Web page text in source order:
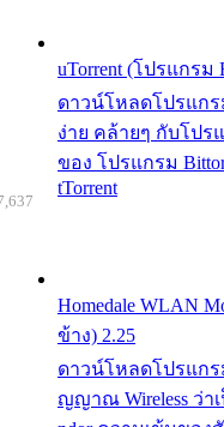
uTorrent (โปรแกรม
ดาวน์โหลดโปรแกร
ง่าย คล้ายๆ กับโปร
ของ โปรแกรม
tTorrent
Homedale WLAN
ข้าง) 2.25
ดาวน์โหลดโปรแกร
ญญาณ Wireless ว่า